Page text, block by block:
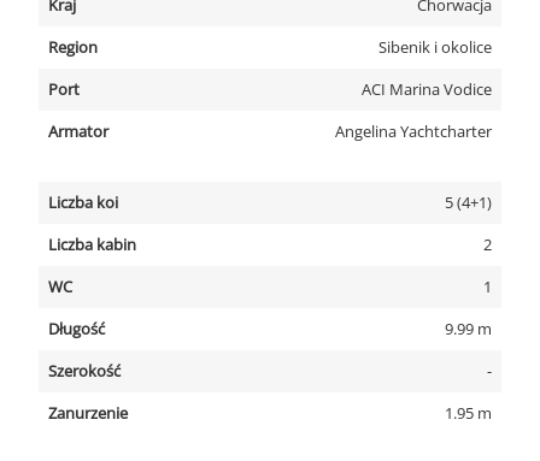
Kraj
Chorwacja
Region
Sibenik i okolice
Port
ACI Marina Vodice
Armator
Angelina Yachtcharter
Liczba koi
5 (4+1)
Liczba kabin
2
WC
1
Długość
9.99 m
Szerokość
-
Zanurzenie
1.95 m